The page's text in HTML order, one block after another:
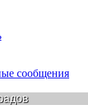
сообщения